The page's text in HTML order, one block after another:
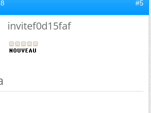
#5
invitef0d15faf